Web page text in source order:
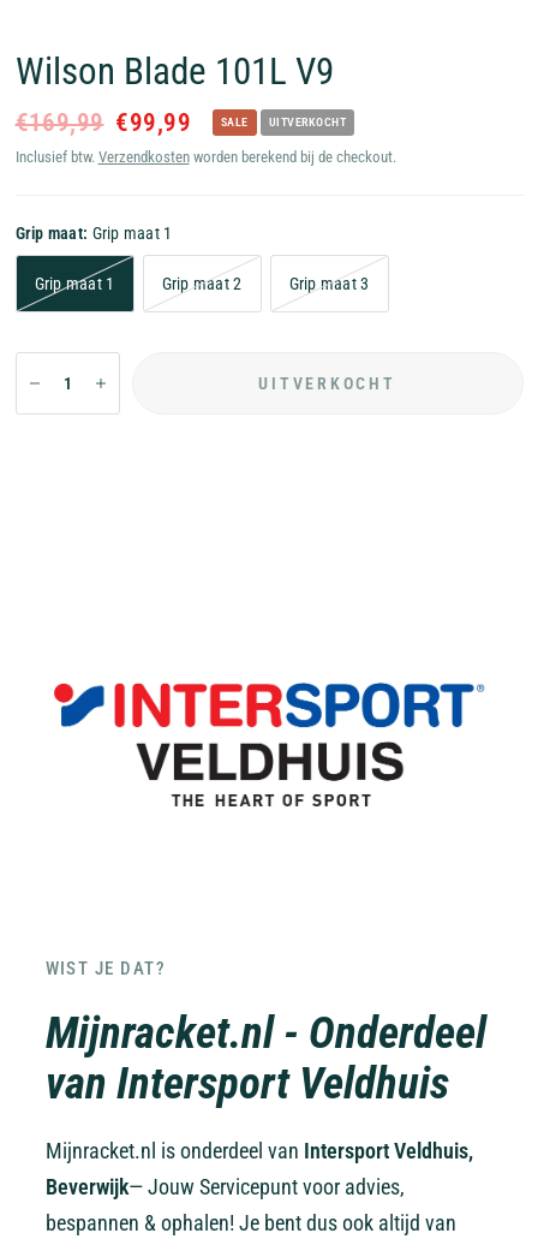
Wilson Blade 101L V9
€169,99 €99,99 SALE UITVERKOCHT
Inclusief btw. Verzendkostenworden berekend bij de checkout.
Grip maat: Grip maat 1
Grip maat 1 Grip maat 2 Grip maat 3
UITVERKOCHT
WIST JE DAT?
Mijnracket.nl - Onderdeel
van Intersport Veldhuis
Mijnracket.nl is onderdeel van Intersport Veldhuis,
Beverwijk— Jouw Servicepunt voor advies,
bespannen & ophalen! Je bent dus ook altijd van